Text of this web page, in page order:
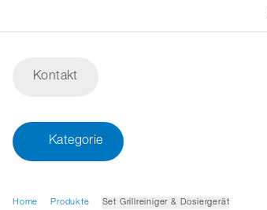
Kontakt
Kategorie
Home Produkte Set Grillreiniger & Dosiergerät